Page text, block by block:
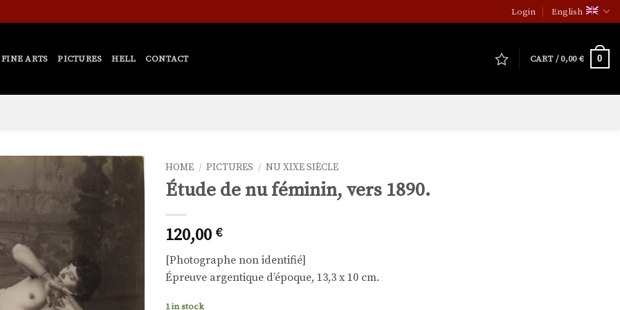
Login English
FINE ARTS PICTURES HELL CONTACT CART /0,00€ 0
Ajouter
HOME / PICTURES / NU XIXE SIÈCLE
Étude de nu féminin, vers 1890.
120,00 €
[Photographe non identifié]
Épreuve argentique d’époque, 13,3 x 10 cm.
1 in stock